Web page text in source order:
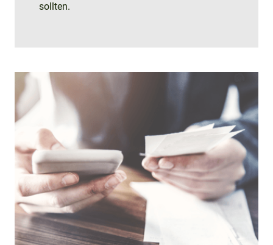
sollten.